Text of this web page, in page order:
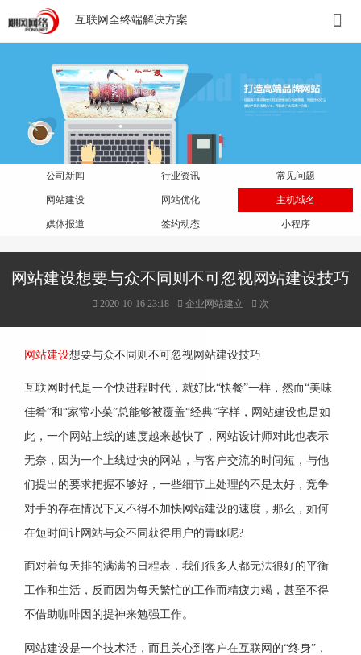
互联网全终端解决方案
公司新闻 行业资讯 常见问题
网站建设 网站优化 主机域名
媒体报道 签约动态 小程序
网站建设想要与众不同则不可忽视网站建设技巧
2020-10-16 23:18 企业网站建立 次
网站建设想要与众不同则不可忽视网站建设技巧
互联网时代是一个快进程时代，就好比“快餐”一样，然而“美味
佳肴”和“家常小菜”总能够被覆盖“经典”字样，网站建设也是如
此，一个网站上线的速度越来越快了，网站设计师对此也表示
无奈，因为一个上线过快的网站，与客户交流的时间短，与他
们提出的要求把握不够好，一些细节上处理的不是太好，竞争
对手的存在情况下又不得不加快网站建设的速度，那么，如何
在短时间让网站与众不同获得用户的青睐呢?
面对着每天排的满满的日程表，我们很多人都无法很好的平衡
工作和生活，反而因为每天繁忙的工作而精疲力竭，甚至不得
不借助咖啡因的提神来勉强工作。
网站建设是一个技术活，而且关心到客户在互联网的“终身”，